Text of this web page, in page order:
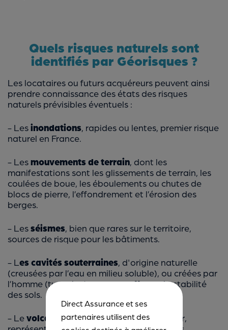
Quels risques naturels sont
identifiés par Géorisques ?
Les locataires ou futurs acquéreurs peuvent ainsi
prendre connaissance des états des risques
naturels prévisibles éventuels :
- Lesinondations , rapides ou lentes, premier risque
naturel en France.
- Lesmouvements de terrain , dont les
manifestations sont les glissements de terrain, les
coulées de boue, les éboulements ou chutes de
blocs de pierre, l’effondrement et l’érosion des
berges.
- Lesséismes , bien que rares sur le territoire,
sources de risque pour les bâtiments.
- L es cavités souterraines , d'origine naturelle
(creusées par l’eau en milieu soluble), ou créées par
l’homme (tunnels…), pouvant affecter la stabilité
des sols.
- Levolcanisme, bien que difficile à prévoir,
Direct Assurance et ses
partenaires utilisent des